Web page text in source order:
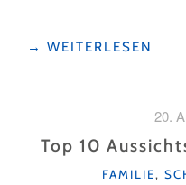
"DREI
DER
RIGI"
→ WEITERLESEN
20.
Top 10
KATEGORIEN
FAMILIE,